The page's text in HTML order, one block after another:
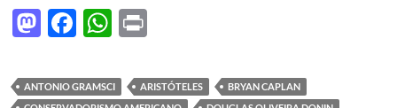
M
to
F
e
W
at nt
ANTONIO GRAMSCI ARISTÓTELES
BRYAN CAPLAN